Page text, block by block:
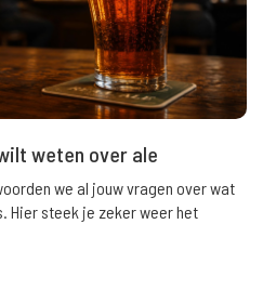
weten over ale
we al jouw vragen over wat
Hier steek je zeker weer het